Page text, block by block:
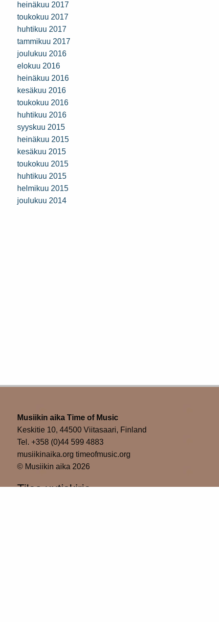
heinäkuu 2017
toukokuu 2017
huhtikuu 2017
tammikuu 2017
joulukuu 2016
elokuu 2016
heinäkuu 2016
kesäkuu 2016
toukokuu 2016
huhtikuu 2016
syyskuu 2015
heinäkuu 2015
kesäkuu 2015
toukokuu 2015
huhtikuu 2015
helmikuu 2015
joulukuu 2014
Musiikin aika Time of Music
Keskitie 10, 44500 Viitasaari, Finland
Tel. +358 (0)44 599 4883
musiikinaika.org timeofmusic.org
© Musiikin aika 2026
Tilaa uutiskirje